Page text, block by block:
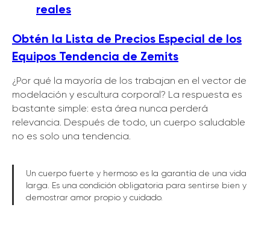
reales
Obtén la Lista de Precios Especial de los
Equipos Tendencia de Zemits
¿Por qué la mayoría de los trabajan en el vector de
modelación y escultura corporal? La respuesta es
bastante simple: esta área nunca perderá
relevancia. Después de todo, un cuerpo saludable
no es solo una tendencia.
Un cuerpo fuerte y hermoso es la garantía de una vida
larga. Es una condición obligatoria para sentirse bien y
demostrar amor propio y cuidado.
OFERTAS PROMOCIONALES
DE ZEMITS